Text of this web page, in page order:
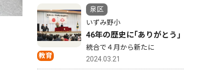
教育
泉区
いずみ野小
46年の歴史に｢ありがとう｣
統合で４月から新たに
2024.03.21